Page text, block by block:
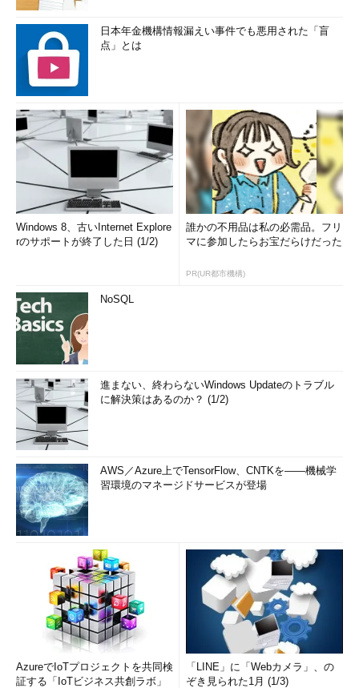
日本年金機構情報漏えい事件でも悪用された「盲
点」とは
Windows 8、古いInternet Explore
rのサポートが終了した日 (1/2)
誰かの不用品は私の必需品。フリ
マに参加したらお宝だらけだった
PR(UR都市機構)
NoSQL
進まない、終わらないWindows Updateのトラブル
に解決策はあるのか？ (1/2)
AWS／Azure上でTensorFlow、CNTKを――機械学
習環境のマネージドサービスが登場
AzureでIoTプロジェクトを共同検
証する「IoTビジネス共創ラボ」
「LINE」に「Webカメラ」、の
ぞき見られた1月 (1/3)